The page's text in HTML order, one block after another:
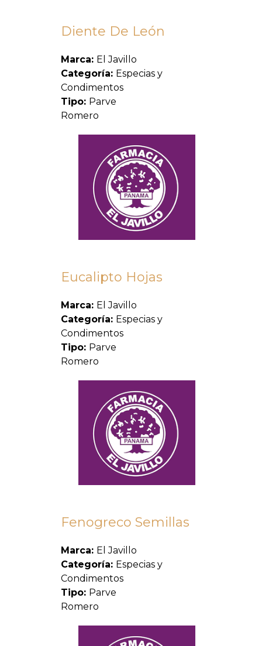
Diente De León
Marca: El Javillo
Categoría: Especias y
Condimentos
Tipo: Parve
Romero
Eucalipto Hojas
Marca: El Javillo
Categoría: Especias y
Condimentos
Tipo: Parve
Romero
Fenogreco Semillas
Marca: El Javillo
Categoría: Especias y
Condimentos
Tipo: Parve
Romero